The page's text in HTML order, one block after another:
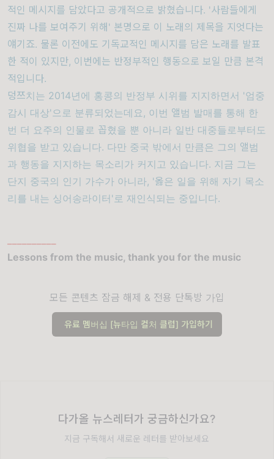
적인 메시지를 담았다고 공개적으로 밝혔습니다. '사람들에게
진짜 나를 보여주기 위해' 본명으로 이 노래의 제목을 지엇다는
얘기죠. 물론 이전에도 기독교적인 메시지를 담은 노래를 발표
한 적이 있지만, 이번에는 반정부적인 행동으로 보일 만큼 본격
적입니다.
덩쯔치는 2014년에 홍콩의 반정부 시위를 지지하면서 '엄중
감시 대상'으로 분류되었는데요, 이번 앨범 발매를 통해 한
번 더 요주의 인물로 꼽혔을 뿐 아니라 일반 대중들로부터도
위협을 받고 있습니다. 다만 중국 밖에서 만큼은 그의 앨범
과 행동을 지지하는 목소리가 커지고 있습니다. 지금 그는
단지 중국의 인기 가수가 아니라, '옳은 일을 위해 자기 목소
리를 내는 싱어송라이터'로 재인식되는 중입니다.
Lessons from the music, thank you for the music
모든 콘텐츠 잠금 해제 & 전용 단톡방 가입
유료 멤버십 [뉴타입 컬처 클럽] 가입하기
다가올 뉴스레터가 궁금하신가요?
지금 구독해서 새로운 레터를 받아보세요